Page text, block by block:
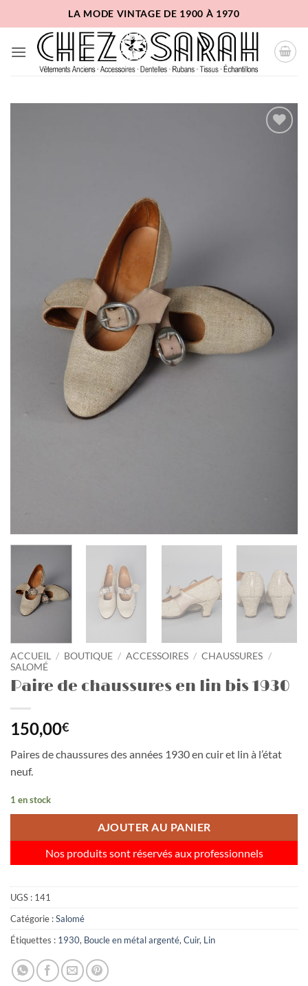
au
contenu
LA MODE VINTAGE DE 1900 À 1970
ACCUEIL / BOUTIQUE / ACCESSOIRES / CHAUSSURES /
SALOMÉ
Paire de chaussures en lin bis 1930
150,00€
Paires de chaussures des années 1930 en cuir et lin à l’état
neuf.
1 en stock
AJOUTER AU PANIER
Nos produits sont réservés aux professionnels
UGS : 141
Catégorie :Salomé
Étiquettes : 1930, Boucle en métal argenté, Cuir, Lin